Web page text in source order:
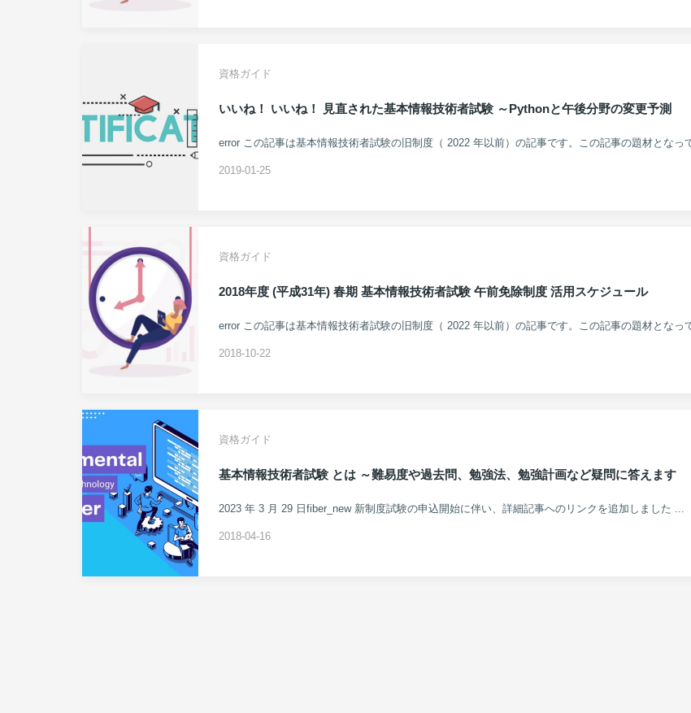
資格ガイド
いいね！ いいね！ 見直された基本情報技術者試験 ～Pythonと午後分野の変更予測
error この記事は基本情報技術者試験の旧制度（ 2022 年以前）の記事です。この記事の題材となっ
2019-01-25
資格ガイド
2018年度 (平成31年) 春期 基本情報技術者試験 午前免除制度 活用スケジュール
error この記事は基本情報技術者試験の旧制度（ 2022 年以前）の記事です。この記事の題材となっ
2018-10-22
資格ガイド
基本情報技術者試験 とは ～難易度や過去問、勉強法、勉強計画など疑問に答えます
2023 年 3 月 29 日fiber_new 新制度試験の申込開始に伴い、詳細記事へのリンクを追加しました ...
2018-04-16